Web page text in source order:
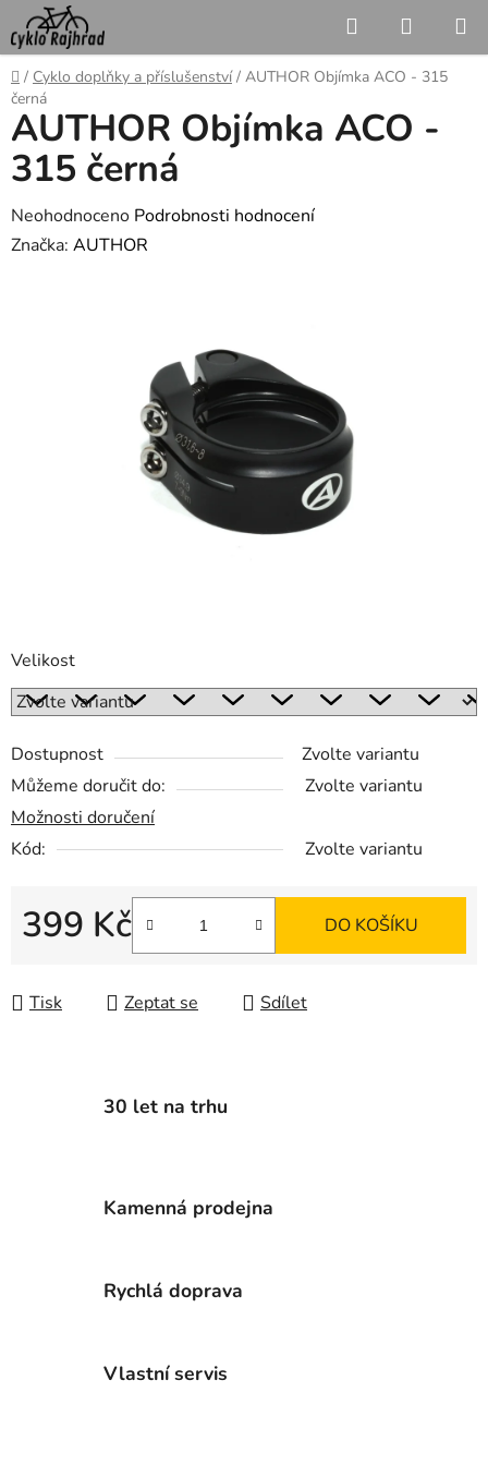
Přejít
na
obsah
Hledat
KOŠÍK
Domů
/ Cyklo doplňky a příslušenství / AUTHOR Objímka ACO - 315
černá
Velikost
Dostupnost
Zvolte variantu
Můžeme doručit do:
Zvolte variantu
Možnosti doručení
Kód:
Zvolte variantu
399 Kč DO KOŠÍKU
Tisk Zeptat se Sdílet
AUTHOR Objímka ACO -
315 černá
Průměrné
hodnocení
Neohodnoceno Podrobnosti hodnocení
Značka: AUTHOR
30 let na trhu
Kamenná prodejna
Rychlá doprava
Vlastní servis